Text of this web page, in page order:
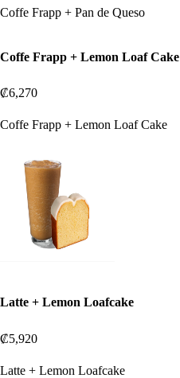
Coffe Frapp + Pan de Queso
Coffe Frapp + Lemon Loaf Cake
₡6,270
Coffe Frapp + Lemon Loaf Cake
Latte + Lemon Loafcake
₡5,920
Latte + Lemon Loafcake